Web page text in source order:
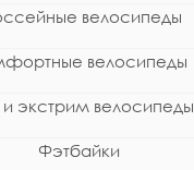
велосипеды
велосипеды
и экстрим велосипеды
Фэтбайки